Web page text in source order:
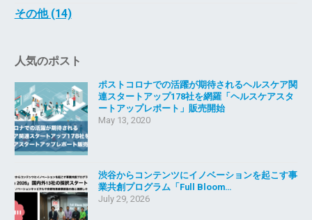
その他 (14)
人気のポスト
ポストコロナでの活躍が期待されるヘルスケア関
連スタートアップ178社を網羅「ヘルスケアスタ
ートアップレポート」販売開始
May 13, 2020
渋谷からコンテンツにイノベーションを起こす事
業共創プログラム「Full Bloom…
July 29, 2026